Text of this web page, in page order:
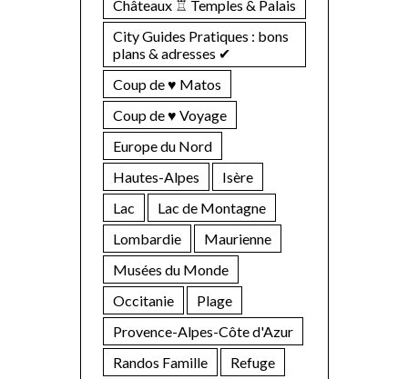
Châteaux ♖ Temples & Palais
City Guides Pratiques : bons
plans & adresses ✔︎
Coup de ♥ Matos
Coup de ♥ Voyage
Europe du Nord
Hautes-Alpes
Isère
Lac
Lac de Montagne
Lombardie
Maurienne
Musées du Monde
Occitanie
Plage
Provence-Alpes-Côte d'Azur
Randos Famille
Refuge